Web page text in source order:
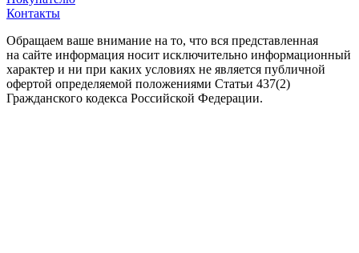
Контакты
Обращаем ваше внимание на то, что вся представленная
на сайте информация носит исключительно информационный
характер и ни при каких условиях не является публичной
офертой определяемой положениями Статьи 437(2)
Гражданского кодекса Российской Федерации.